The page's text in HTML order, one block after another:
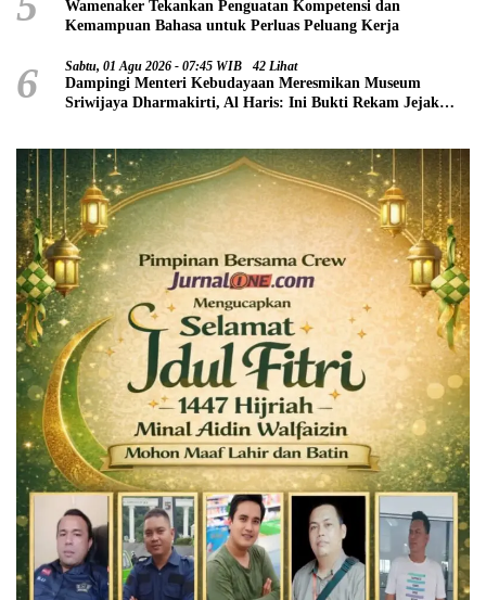
Wamenaker Tekankan Penguatan Kompetensi dan
Kemampuan Bahasa untuk Perluas Peluang Kerja
6 Sabtu, 01 Agu 2026 - 07:45 WIB 42 Lihat
Dampingi Menteri Kebudayaan Meresmikan Museum
Sriwijaya Dharmakirti, Al Haris: Ini Bukti Rekam Jejak